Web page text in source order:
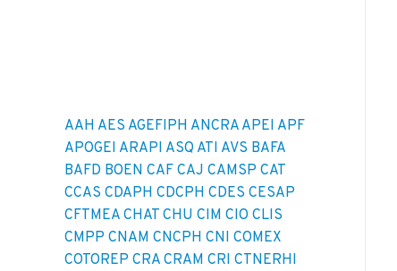
AAH AES AGEFIPH ANCRA APEI APF
APOGEI ARAPI ASQ ATI AVS BAFA
BAFD BOEN CAF CAJ CAMSP CAT
CCAS CDAPH CDCPH CDES CESAP
CFTMEA CHAT CHU CIM CIO CLIS
CMPP CNAM CNCPH CNI COMEX
COTOREP CRA CRAM CRI CTNERHI